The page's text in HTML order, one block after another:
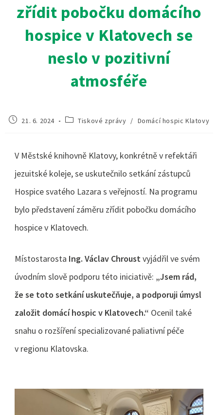
zřídit pobočku domácího
hospice v Klatovech se
neslo v pozitivní
atmosféře
21. 6. 2024 Tiskové zprávy / Domácí hospic Klatovy
V Městské knihovně Klatovy, konkrétně v refektáři
jezuitské koleje, se uskutečnilo setkání zástupců
Hospice svatého Lazara s veřejností. Na programu
bylo představení záměru zřídit pobočku domácího
hospice v Klatovech.
Místostarosta Ing. Václav Chroustvyjádřil ve svém
úvodním slově podporu této iniciativě: „Jsem rád,
že se toto setkání uskutečňuje, a podporuji úmysl
založit domácí hospic v Klatovech.“ Ocenil také
snahu o rozšíření specializované paliativní péče
v regionu Klatovska.